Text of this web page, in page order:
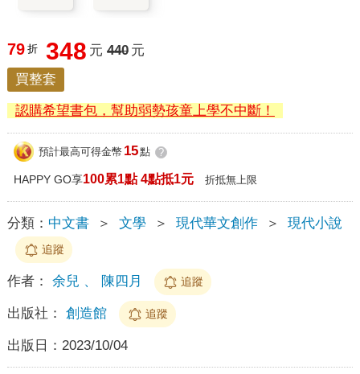
79 折 348 元 440 元
買整套
認購希望書包，幫助弱勢孩童上學不中斷！
預計最高可得金幣 15點 ?
HAPPY GO享100累1點 4點抵1元 折抵無上限
分類： 中文書 ＞ 文學 ＞ 現代華文創作 ＞ 現代小說
追蹤
作者： 余兒 、 陳四月 追蹤
出版社： 創造館 追蹤
出版日： 2023/10/04